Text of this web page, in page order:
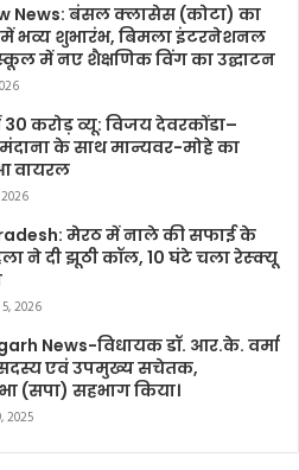
News: बंसल क्लासेस (कोटा) का
भव्य शुभारंभ, बिमला इंटरनेशनल
में नए शैक्षणिक विंग का उद्घाटन
करोड़ व्यू: विजय देवरकोंडा–
के साथ मान्यवर-मोहे का
वायरल
मेरठ में नाले की सफाई के
ने दी झूठी कॉल, 10 घंटे चला रेस्क्यू
2026
News-विधायक डॉ. आर.के. वर्मा
एवं उपमुख्य सचेतक,
(सपा) सहभाग किया।
2025